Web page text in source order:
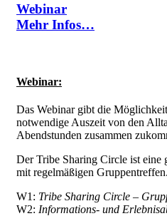
Webinar
Mehr Infos…
Webinar:
Das Webinar gibt die
notwendige Auszeit von den
Abendstunden zusammen
Der Tribe Sharing Circle ist eine
mit regelmäßigen Gruppentreffen.
W1: Tribe Sharing Circle –
W2: Informations- und